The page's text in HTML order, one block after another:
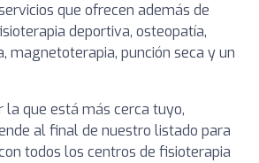
que ofrecen además de
deportiva, osteopatía,
magnetoterapia, punción seca y un
la que está más cerca tuyo,
al final de nuestro listado para
todos los centros de fisioterapia